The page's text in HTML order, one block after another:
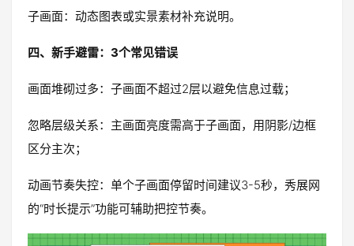
子画面：动态图表或实景素材补充说明。
四、新手避雷：3个常见错误
画面堆砌过多：子画面不超过2层以避免信息过载；
忽略层级关系：主画面亮度需高于子画面，用阴影/边框
区分主次；
动画节奏失控：单个子画面停留时间建议3-5秒，秀展网
的“时长提示”功能可辅助把控节奏。